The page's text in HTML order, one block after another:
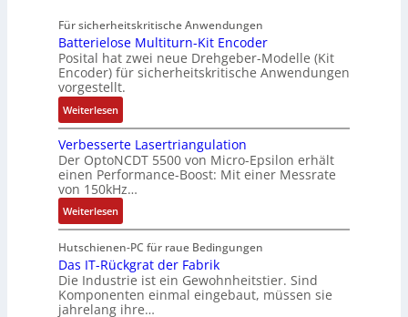
M
L
3
f
ü
r
s
i
c
h
e
r
e
E
n
t
w
o
b
o
t
,
3
M
i
l
l
i
o
n
e
n
A
r
b
e
i
t
u
t
o
m
a
t
i
o
n
e
x
p
a
n
d
i
e
f
t
r
a
g
s
e
i
n
g
a
n
g
i
m
M
a
Für sicherheitskritische Anwendungen
Batterielose Multiturn-Kit Encoder
Posital hat zwei neue Drehgeber-Modelle (Kit
Encoder) für sicherheitskritische Anwendungen
vorgestellt.
Weiterlesen:
B
a
t
t
e
r
i
e
l
o
s
Verbesserte Lasertriangulation
Der OptoNCDT 5500 von Micro-Epsilon erhält
einen Performance-Boost: Mit einer Messrate
von 150kHz…
Weiterlesen:
V
e
r
b
e
s
Hutschienen-PC für raue Bedingungen
Das IT-Rückgrat der Fabrik
Die Industrie ist ein Gewohnheitstier. Sind
Komponenten einmal eingebaut, müssen sie
jahrelang ihre…